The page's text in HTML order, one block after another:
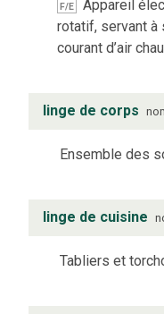
F/E
Appareil
rotatif, servant à
courant d’air
linge de corps
Ensemble des
linge de cuisine
Tabliers et